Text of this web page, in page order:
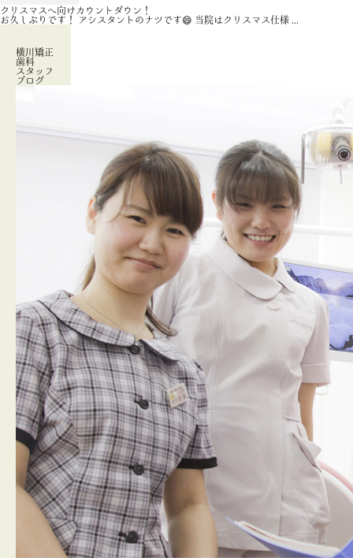
クリスマスへ向けカウントダウン！
お久しぶりです！ アシスタントのナツです😄 当院はクリスマス仕様 ...
横川矯正
歯科
スタッフ
ブログ